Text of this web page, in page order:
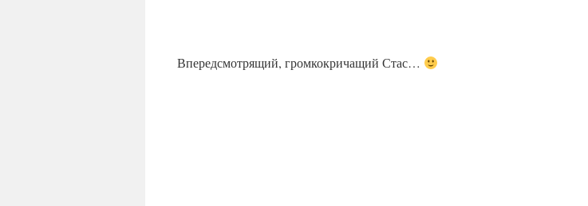
Впередсмотрящий, громкокричащий Стас…